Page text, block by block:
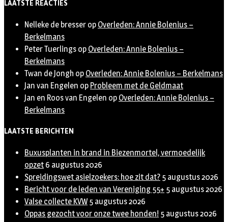
LAATSTE REACTIES
Nelleke de bresser op Overleden: Annie Bolenius –
Berkelmans
Peter Tuerlings op Overleden: Annie Bolenius –
Berkelmans
Twan de Jongh op Overleden: Annie Bolenius – Berkelmans
Jan van Engelen op Probleem met de Geldmaat
Jan en Roos van Engelen op Overleden: Annie Bolenius –
Berkelmans
LAATSTE BERICHTEN
Buxusplanten in brand in Biezenmortel, vermoedelijk
opzet 6 augustus 2026
Spreidingswet asielzoekers: hoe zit dat? 5 augustus 2026
Bericht voor de leden van Vereniging 55+ 5 augustus 2026
Valse collecte KVW 5 augustus 2026
Oppas gezocht voor onze twee honden! 5 augustus 2026